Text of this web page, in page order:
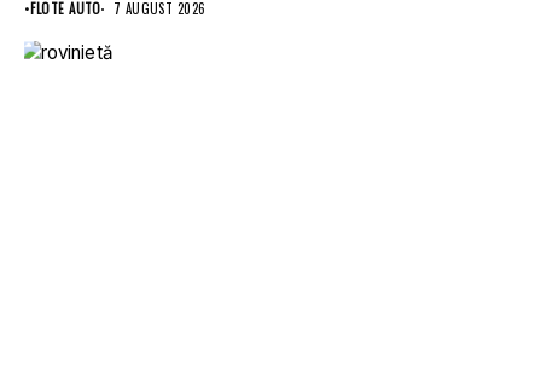
•FLOTE AUTO 7 AUGUST 2026